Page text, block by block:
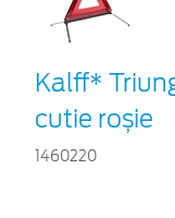
Kalff*
cutie roșie
1460220